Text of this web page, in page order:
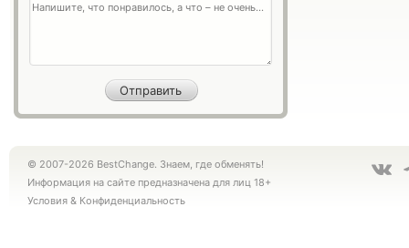
© 2007-2026 BestChange. Знаем, где обменять!
Информация на сайте предназначена для лиц 18+
Условия & Конфиденциальность